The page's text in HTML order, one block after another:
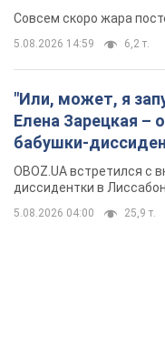
изменения погоды
Совсем скоро жара
5.08.2026 14:59 6,2 т.
"Или, может, я
Елена Зарецкая –
бабушки-
Горской, критике
бегстве в
детьми
OBOZ.UA встретился с
диссидентки в
5.08.2026 04:00 25,9 т.